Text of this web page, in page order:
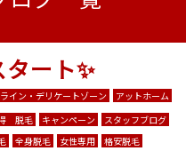
ート✨
イン・デリケートゾーン
アットホーム
脱毛 キャンペーン
スタッフブログ
全身脱毛 女性専用
格安脱毛